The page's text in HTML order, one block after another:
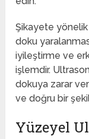
Şikayete
doku
iyileştirme ve
işlemdir.
dokuya zarar
ve doğru bir
Yüzeyel